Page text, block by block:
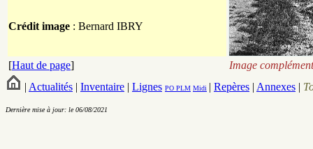
Crédit image : Bernard IBRY
[Haut de page]
Image
| Actualités | Inventaire | Lignes PO PLM Midi | Repères | Annexes |
Dernière mise à jour: le 06/08/2021